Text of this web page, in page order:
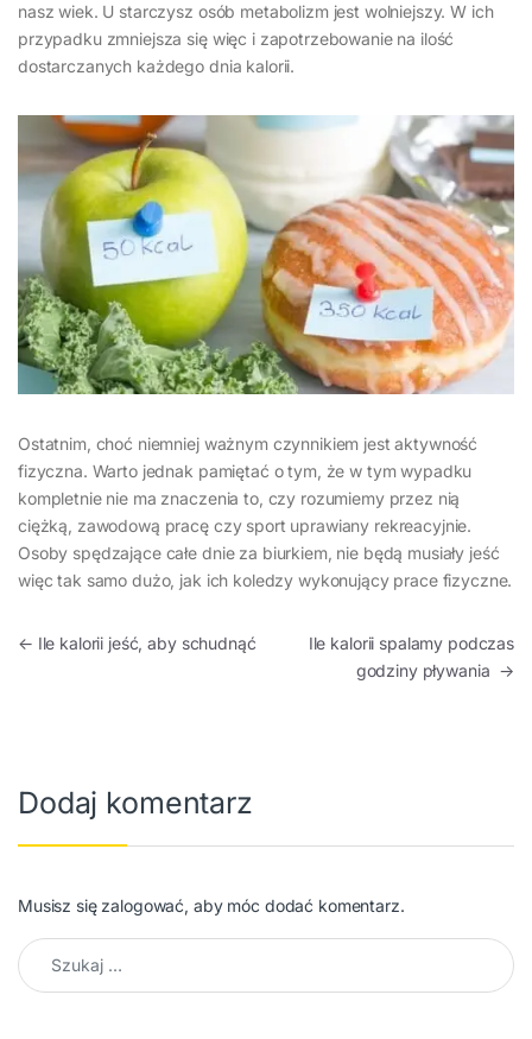
nasz wiek. U starczysz osób metabolizm jest wolniejszy. W ich
przypadku zmniejsza się więc i zapotrzebowanie na ilość
dostarczanych każdego dnia kalorii.
Ostatnim, choć niemniej ważnym czynnikiem jest aktywność
fizyczna. Warto jednak pamiętać o tym, że w tym wypadku
kompletnie nie ma znaczenia to, czy rozumiemy przez nią
ciężką, zawodową pracę czy sport uprawiany rekreacyjnie.
Osoby spędzające całe dnie za biurkiem, nie będą musiały jeść
więc tak samo dużo, jak ich koledzy wykonujący prace fizyczne.
Nawigacja wpisu
← Ile kalorii jeść, aby schudnąć
Ile kalorii spalamy podczas
godziny pływania →
Dodaj komentarz
Musisz się zalogować, aby móc dodać komentarz.
Szukaj: